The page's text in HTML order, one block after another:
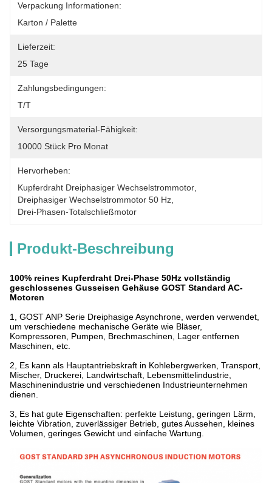
Verpackung Informationen:
Karton / Palette
Lieferzeit:
25 Tage
Zahlungsbedingungen:
T/T
Versorgungsmaterial-Fähigkeit:
10000 Stück Pro Monat
Hervorheben:
Kupferdraht Dreiphasiger Wechselstrommotor
Dreiphasiger Wechselstrommotor 50 Hz
Drei-Phasen-Totalschließmotor
Produkt-Beschreibung
100% reines Kupferdraht Drei-Phase 50Hz vollständig
geschlossenes Gusseisen Gehäuse GOST Standard AC-
Motoren
1, GOST ANP Serie Dreiphasige Asynchrone, werden verwendet,
um verschiedene mechanische Geräte wie Bläser,
Kompressoren, Pumpen, Brechmaschinen, Lager entfernen
Maschinen, etc.
2, Es kann als Hauptantriebskraft in Kohlebergwerken, Transport,
Mischer, Druckerei, Landwirtschaft, Lebensmittelindustrie,
Maschinenindustrie und verschiedenen Industrieunternehmen
dienen.
3, Es hat gute Eigenschaften: perfekte Leistung, geringen Lärm,
leichte Vibration, zuverlässiger Betrieb, gutes Aussehen, kleines
Volumen, geringes Gewicht und einfache Wartung.